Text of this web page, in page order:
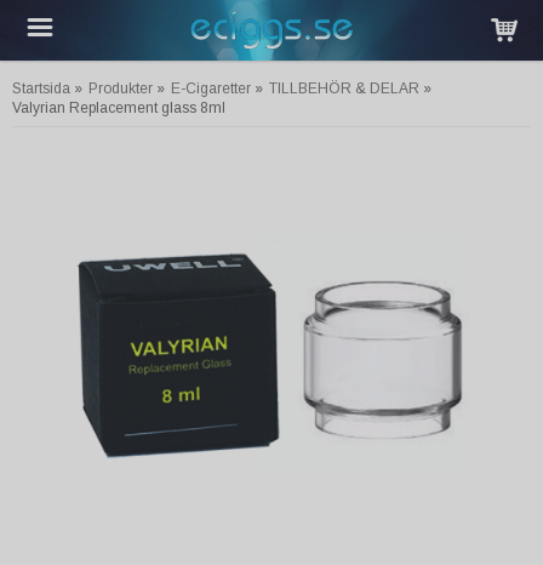
Startsida » Produkter » E-Cigaretter » TILLBEHÖR & DELAR »
Valyrian Replacement glass 8ml